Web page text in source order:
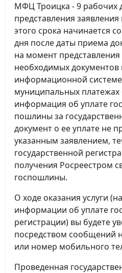
МФЦ Троицка - 9 рабочих
представления
этого срока начинается
дня после даты приема
на момент представления
необходимых документов
информационной системе
муниципальных платежах
информация об уплате
пошлины за
документ о ее уплате не
указанным заявлением,
государственной
получения Росреестром
госпошлины.
О ходе оказания услуги
информации об уплате
регистрации) вы будете
посредством сообщений
или номер мобильного
Проведенная